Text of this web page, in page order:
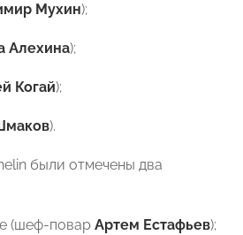
Мухин);
Алехина);
Когай);
).
были отмечены два
(шеф-повар Артем Естафьев);